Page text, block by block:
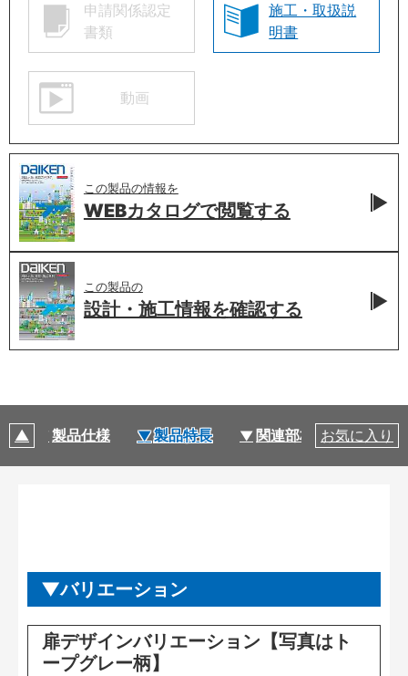
申請関係認定
書類
施工・取扱説
明書
動画
この製品の情報を
WEBカタログで閲覧する
この製品の
設計・施工情報を確認する
製品仕様 製品特長 関連部材・関連情報
お気に入り
バリエーション
扉デザインバリエーション【写真はト
ープグレー柄】